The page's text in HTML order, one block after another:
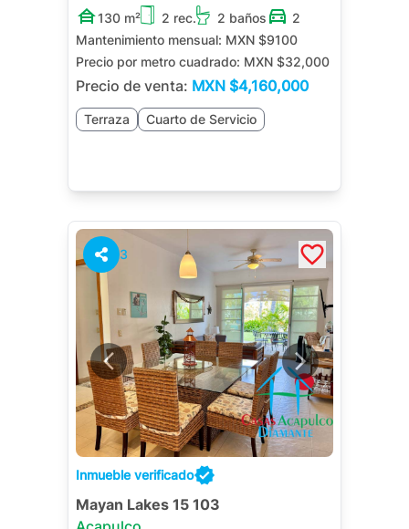
130 m²
2 rec. 2 baños
2
Mantenimiento mensual: MXN $9100
Precio por metro cuadrado: MXN $32,000
Precio de venta: MXN $4,160,000
Terraza Cuarto de Servicio
3
Inmueble verificado
Mayan Lakes 15 103